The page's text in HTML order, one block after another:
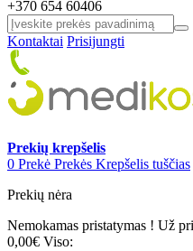
+370 654 60406
Kontaktai Prisijungti
Prekių krepšelis
0 Prekė Prekės Krepšelis tuščias
Prekių nėra
Nemokamas pristatymas ! Už
0,00€ Viso: